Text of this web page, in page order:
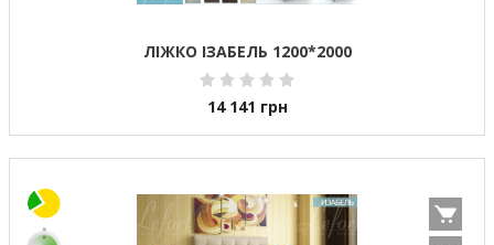
ЛІЖКО ІЗАБЕЛЬ 1200*2000
14 141 грн